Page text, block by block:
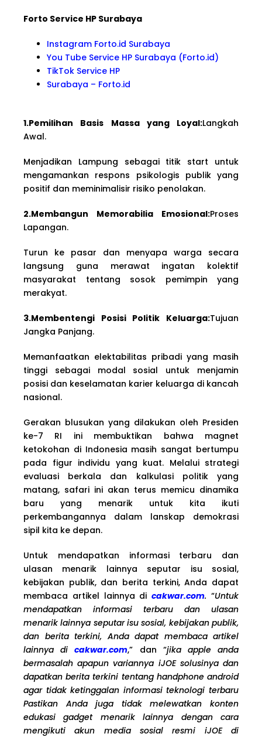
Forto Service HP Surabaya
Instagram Forto.id Surabaya
You Tube Service HP Surabaya (Forto.id)
TikTok Service HP
Surabaya – Forto.id
1.Pemilihan Basis Massa yang Loyal:Langkah
Awal.
Menjadikan Lampung sebagai titik start untuk
mengamankan respons psikologis publik yang
positif dan meminimalisir risiko penolakan.
2.Membangun Memorabilia Emosional:Proses
Lapangan.
Turun ke pasar dan menyapa warga secara
langsung guna merawat ingatan kolektif
masyarakat tentang sosok pemimpin yang
merakyat.
3.Membentengi Posisi Politik Keluarga:Tujuan
Jangka Panjang.
Memanfaatkan elektabilitas pribadi yang masih
tinggi sebagai modal sosial untuk menjamin
posisi dan keselamatan karier keluarga di kancah
nasional.
Gerakan blusukan yang dilakukan oleh Presiden
ke-7 RI ini membuktikan bahwa magnet
ketokohan di Indonesia masih sangat bertumpu
pada figur individu yang kuat. Melalui strategi
evaluasi berkala dan kalkulasi politik yang
matang, safari ini akan terus memicu dinamika
baru yang menarik untuk kita ikuti
perkembangannya dalam lanskap demokrasi
sipil kita ke depan.
Untuk mendapatkan informasi terbaru dan
ulasan menarik lainnya seputar isu sosial,
kebijakan publik, dan berita terkini, Anda dapat
membaca artikel lainnya dicakwar.com.“Untuk
mendapatkan informasi terbaru dan ulasan
menarik lainnya seputar isu sosial, kebijakan publik,
dan berita terkini, Anda dapat membaca artikel
lainnya dicakwar.com,” dan “jika apple anda
bermasalah apapun variannya iJOE solusinya dan
dapatkan berita terkini tentang handphone android
agar tidak ketinggalan informasi teknologi terbaru
Pastikan Anda juga tidak melewatkan konten
edukasi gadget menarik lainnya dengan cara
mengikuti akun media sosial resmi iJOE di